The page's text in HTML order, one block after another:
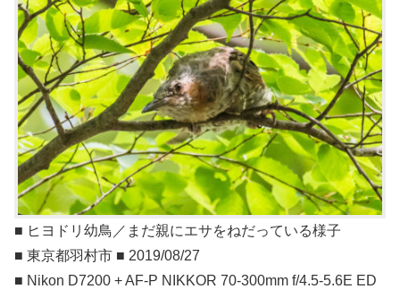
■ ヒヨドリ幼鳥／まだ親にエサをねだっている様子
■ 東京都羽村市 ■ 2019/08/27
■ Nikon D7200 + AF-P NIKKOR 70-300mm f/4.5-5.6E ED